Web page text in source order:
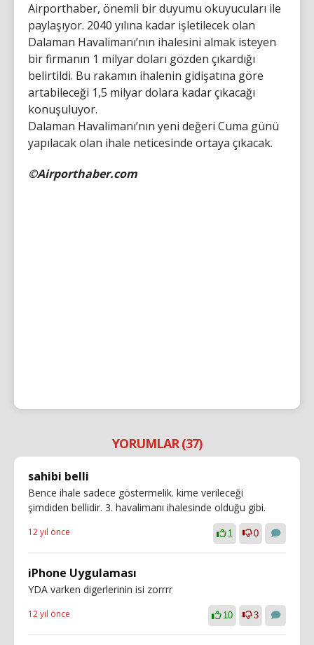
Airporthaber, önemli bir duyumu okuyucuları ile
paylaşıyor. 2040 yılına kadar işletilecek olan
Dalaman Havalimanı’nın ihalesini almak isteyen
bir firmanın 1 milyar doları gözden çıkardığı
belirtildi. Bu rakamın ihalenin gidişatına göre
artabileceği 1,5 milyar dolara kadar çıkacağı
konuşuluyor.
Dalaman Havalimanı’nın yeni değeri Cuma günü
yapılacak olan ihale neticesinde ortaya çıkacak.
©Airporthaber.com
YORUMLAR (37)
sahibi belli
Bence ihale sadece göstermelik. kime verileceği
şimdiden bellidir. 3. havalimanı ihalesinde olduğu gibi.
12 yıl önce 1 0
iPhone Uygulaması
YDA varken digerlerinin isi zorrrr
12 yıl önce 10 3